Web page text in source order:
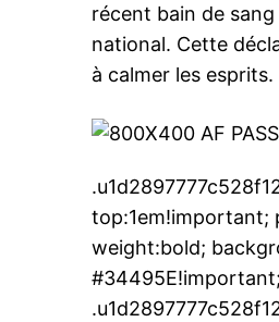
récent bain de
national. Cette
à calmer les esprits.
top:1em!important;
weight:bold;